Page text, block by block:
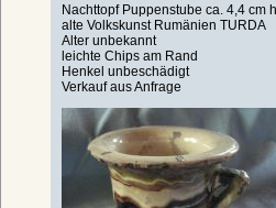
Nachttopf Puppenstube ca. 4,4 cm
alte Volkskunst Rumänien TURDA
Alter unbekannt
leichte Chips am Rand
Henkel unbeschädigt
Verkauf aus Anfrage